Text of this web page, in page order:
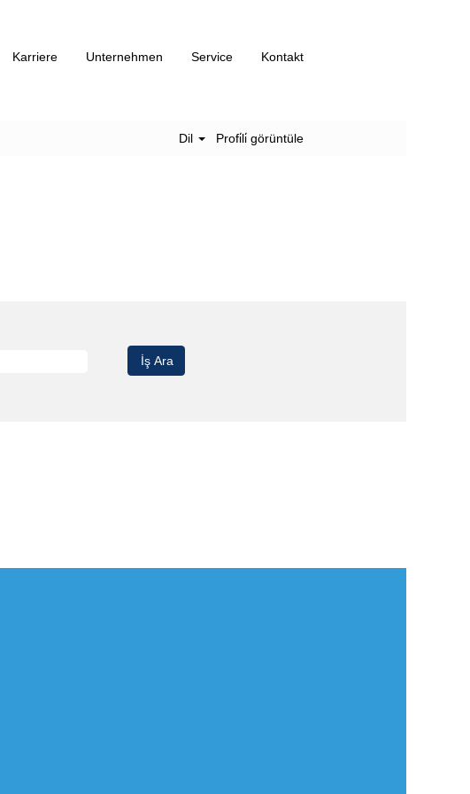
Karriere Unternehmen Service Kontakt
Dil Profi̇li̇ görüntüle